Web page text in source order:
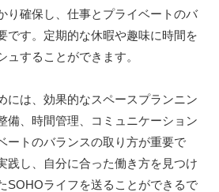
り確保し、仕事とプライベートのバ
です。定期的な休暇や趣味に時間を
することができます。
には、効果的なスペースプランニン
備、時間管理、コミュニケーション
ートのバランスの取り方が重要で
践し、自分に合った働き方を見つけ
SOHOライフを送ることができるで